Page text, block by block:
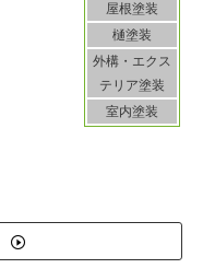
屋根塗装
樋塗装
外構・エクス
テリア塗装
室内塗装